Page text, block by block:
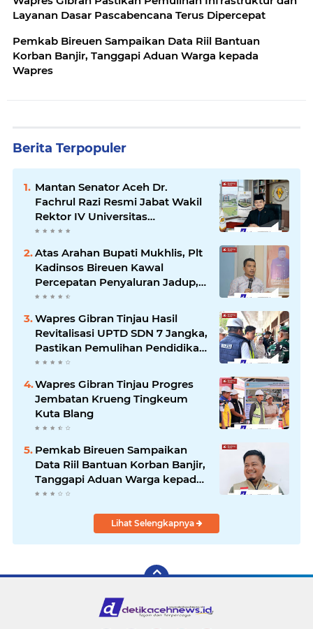
Layanan Dasar Pascabencana Terus Dipercepat
Pemkab Bireuen Sampaikan Data Riil Bantuan
Korban Banjir, Tanggapi Aduan Warga kepada
Wapres
Berita Terpopuler
Mantan Senator Aceh Dr.
Fachrul Razi Resmi Jabat Wakil
Rektor IV Universitas
Kartamulia Purwakarta
Atas Arahan Bupati Mukhlis, Plt
Kadinsos Bireuen Kawal
Percepatan Penyaluran Jadup,
Intens Berkoordinasi dengan
Kemensos
Wapres Gibran Tinjau Hasil
Revitalisasi UPTD SDN 7 Jangka,
Pastikan Pemulihan Pendidikan
Pascabencana Berjalan Optimal
Wapres Gibran Tinjau Progres
Jembatan Krueng Tingkeum
Kuta Blang
Pemkab Bireuen Sampaikan
Data Riil Bantuan Korban Banjir,
Tanggapi Aduan Warga kepada
Wapres
Lihat Selengkapnya